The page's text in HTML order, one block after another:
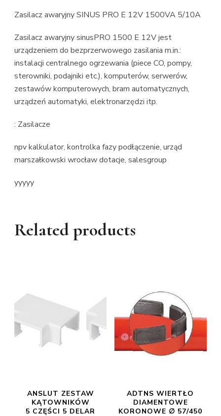
Zasilacz awaryjny SINUS PRO E 12V 1500VA 5/10A
Zasilacz awaryjny sinusPRO 1500 E 12V jest
urządzeniem do bezprzerwowego zasilania m.in.:
instalacji centralnego ogrzewania (piece CO, pompy,
sterowniki, podajniki etc.), komputerów, serwerów,
zestawów komputerowych, bram automatycznych,
urządzeń automatyki, elektronarzędzi itp.
: Zasilacze
npv kalkulator, kontrolka fazy podłączenie, urząd
marszałkowski wrocław dotacje, salesgroup
yyyyy
Related products
ANSLUT ZESTAW
KĄTOWNIKÓW
5 CZĘŚCI 5 DELAR
ADTNS WIERTŁO
DIAMENTOWE
KORONOWE ∅ 57/450